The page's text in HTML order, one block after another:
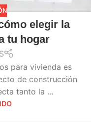
elegir la
tu hogar
para vivienda es
de construcción
tanto la ...